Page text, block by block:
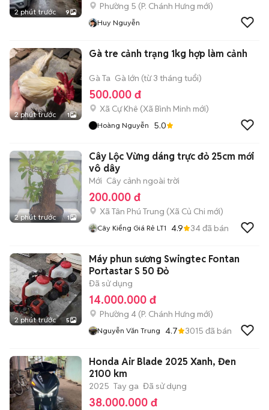
2 phút trước 9
Phường 5 (P. Chánh Hưng mới)
Huy Nguyễn
2 phút trước 1
Gà tre cảnh trạng 1kg hợp làm cảnh
Gà Ta Gà lớn (từ 3 tháng tuổi)
500.000 đ
Xã Cự Khê (Xã Bình Minh mới)
Hoàng Nguyễn 5.0
2 phút trước 1
Cây Lộc Vừng dáng trực đỏ 25cm mới
vô dây
Mới Cây cảnh ngoài trời
200.000 đ
Xã Tân Phú Trung (Xã Củ Chi mới)
Cây Kiểng Giá Rẻ LT1 4.9 34đã bán
2 phút trước 5
Máy phun sương Swingtec Fontan
Portastar S 50 Đỏ
Đã sử dụng
14.000.000 đ
Phường 4 (P. Chánh Hưng mới)
Nguyễn Văn Trung 4.7 3015 đã bán
Honda Air Blade 2025 Xanh, Đen
2100 km
2025 Tay ga Đã sử dụng
38.000.000 đ